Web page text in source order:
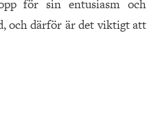
för sin entusiasm och
och därför är det viktigt att